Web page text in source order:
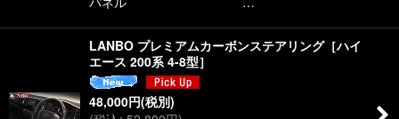
LANBO プレミアムカーボンステアリング［ハイ
エース 200系 4-8型］
48,000円(税別)